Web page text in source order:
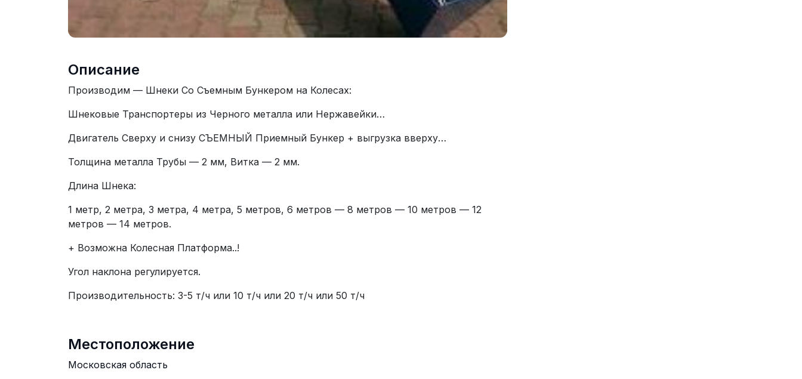
Описание
Производим — Шнеки Со Съемным Бункером на Колесах:
Шнековые Транспортеры из Черного металла или Нержавейки…
Двигатель Сверху и снизу СЪЕМНЫЙ Приемный Бункер + выгрузка вверху…
Толщина металла Трубы — 2 мм, Витка — 2 мм.
Длина Шнека:
1 метр, 2 метра, 3 метра, 4 метра, 5 метров, 6 метров — 8 метров — 10 метров — 12
метров — 14 метров.
+ Возможна Колесная Платформа..!
Угол наклона регулируется.
Производительность: 3-5 т/ч или 10 т/ч или 20 т/ч или 50 т/ч
Местоположение
Московская область